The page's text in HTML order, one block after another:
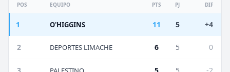
POS EQUIPO PTS PJ DIF
1 O'HIGGINS 11 5 +4
2 DEPORTES LIMACHE 6 5 0
3 5 5 -2